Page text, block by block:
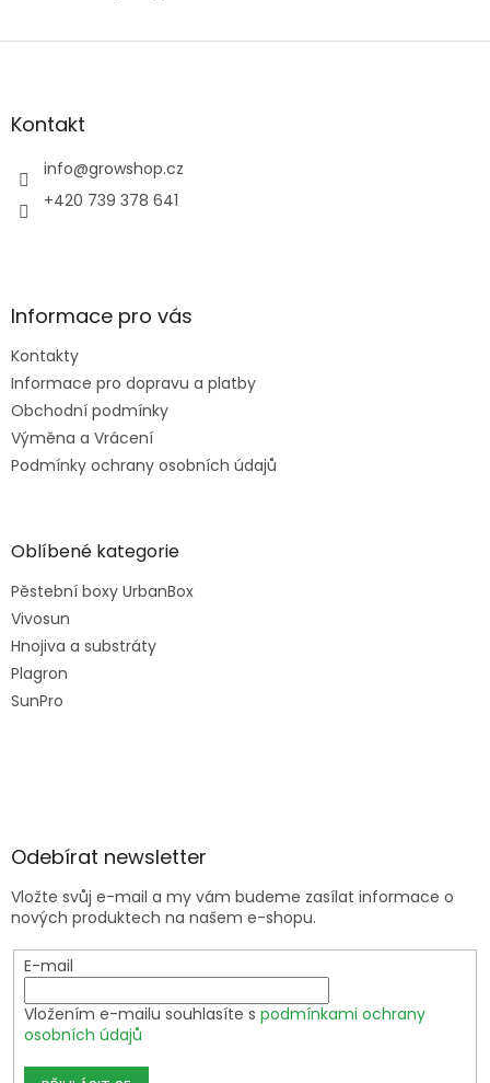
Z
aKontakt
info@growshop.cz
+420 739 378 641
Informace pro vás
Kontakty
Informace pro dopravu a platby
Obchodní podmínky
Výměna a Vrácení
Podmínky ochrany osobních údajů
Oblíbené kategorie
Pěstební boxy UrbanBox
Vivosun
Hnojiva a substráty
Plagron
SunPro
Odebírat newsletter
Vložte svůj e-mail a my vám budeme zasílat informace o
nových produktech na našem e-shopu.
E-mail
Vložením e-mailu souhlasíte s podmínkami ochrany
osobních údajů